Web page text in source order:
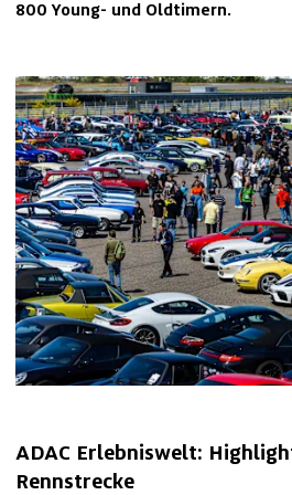
800 Young- und Oldtimern.
ADAC Erlebniswelt:
Rennstrecke